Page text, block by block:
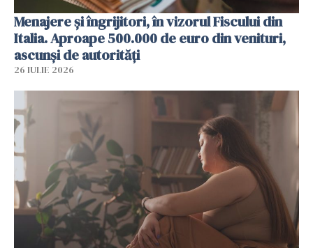
Menajere și îngrijitori, în vizorul Fiscului din
Italia. Aproape 500.000 de euro din venituri,
ascunși de autorități
26 IULIE 2026